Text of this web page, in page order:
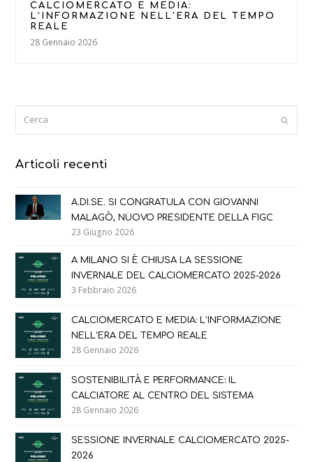
CALCIOMERCATO E MEDIA:
L’INFORMAZIONE NELL’ERA DEL TEMPO
REALE
28 Gennaio 2026
Submit
Articoli recenti
A.DI.SE. SI CONGRATULA CON GIOVANNI
MALAGÒ, NUOVO PRESIDENTE DELLA FIGC
23 Giugno 2026
A MILANO SI È CHIUSA LA SESSIONE
INVERNALE DEL CALCIOMERCATO 2025-2026
3 Febbraio 2026
CALCIOMERCATO E MEDIA: L’INFORMAZIONE
NELL’ERA DEL TEMPO REALE
28 Gennaio 2026
SOSTENIBILITÀ E PERFORMANCE: IL
CALCIATORE AL CENTRO DEL SISTEMA
28 Gennaio 2026
SESSIONE INVERNALE CALCIOMERCATO 2025-
2026